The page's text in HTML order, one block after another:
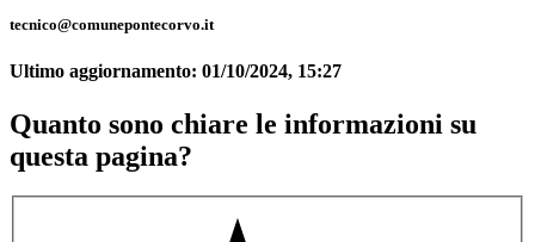
tecnico@comunepontecorvo.it
Ultimo aggiornamento: 01/10/2024, 15:27
Quanto sono chiare le informazioni su
questa pagina?